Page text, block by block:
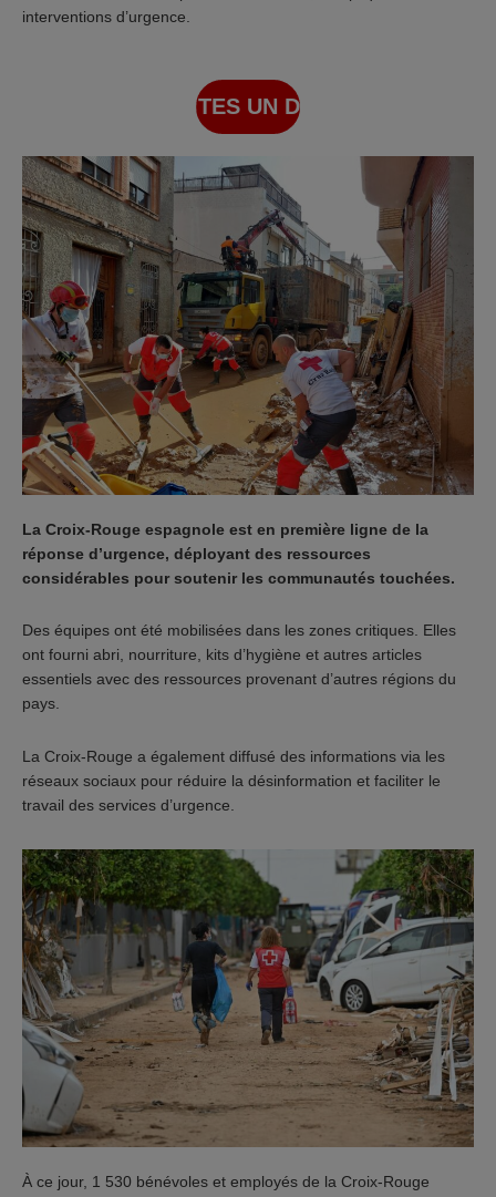
interventions d’urgence.
FAITES UN DON
La Croix-Rouge espagnole est en première ligne de la
réponse d’urgence, déployant des ressources
considérables pour soutenir les communautés touchées.
Des équipes ont été mobilisées dans les zones critiques. Elles
ont fourni abri, nourriture, kits d’hygiène et autres articles
essentiels avec des ressources provenant d’autres régions du
pays.
La Croix-Rouge a également diffusé des informations via les
réseaux sociaux pour réduire la désinformation et faciliter le
travail des services d’urgence.
À ce jour, 1 530 bénévoles et employés de la Croix-Rouge